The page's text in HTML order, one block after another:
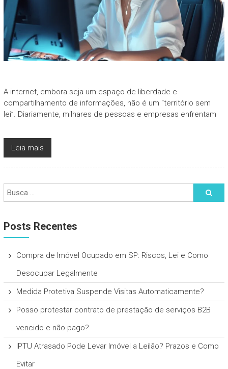
A internet, embora seja um espaço de liberdade e
compartilhamento de informações, não é um “território sem
lei”. Diariamente, milhares de pessoas e empresas enfrentam
Leia mais
Posts Recentes
Compra de Imóvel Ocupado em SP: Riscos, Lei e Como
Desocupar Legalmente
Medida Protetiva Suspende Visitas Automaticamente?
Posso protestar contrato de prestação de serviços B2B
vencido e não pago?
IPTU Atrasado Pode Levar Imóvel a Leilão? Prazos e Como
Evitar